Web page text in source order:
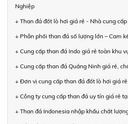
Nghiệp
+ Than đá đốt lò hơi giá rẻ - Nhà cung
+ Phân phối than đá số lượng lớn – Cam
+ Cung cấp than đá Indo giá rẻ toàn khu
+ Cung cấp than đá Quảng Ninh giá rẻ,
+ Đơn vị cung cấp than đá đốt lò hơi giá
+ Công ty cung cấp than đá uy tín giá rẻ
+ Than đá Indonesia nhập khẩu chất